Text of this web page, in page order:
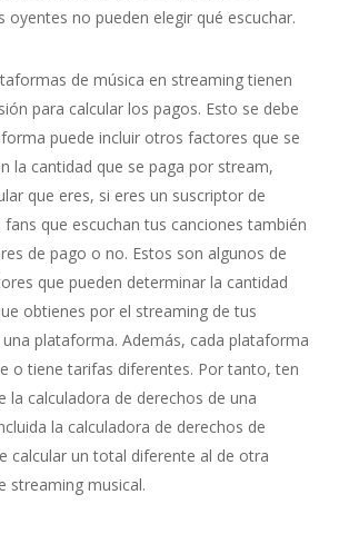
oyentes no pueden elegir qué escuchar.
de música en streaming tienen
para calcular los pagos. Esto se debe
puede incluir otros factores que se
la cantidad que se paga por stream,
que eres, si eres un suscriptor de
que escuchan tus canciones también
de pago o no. Estos son algunos de
que pueden determinar la cantidad
obtienes por el streaming de tus
una plataforma. Además, cada plataforma
o tiene tarifas diferentes. Por tanto, ten
la calculadora de derechos de una
la calculadora de derechos de
calcular un total diferente al de otra
streaming musical.